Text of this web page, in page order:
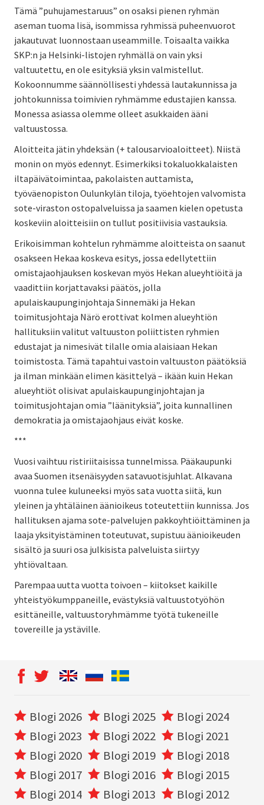
Tämä ”puhujamestaruus” on osaksi pienen ryhmän
aseman tuoma lisä, isommissa ryhmissä puheenvuorot
jakautuvat luonnostaan useammille. Toisaalta vaikka
SKP:n ja Helsinki-listojen ryhmällä on vain yksi
valtuutettu, en ole esityksiä yksin valmistellut.
Kokoonnumme säännöllisesti yhdessä lautakunnissa ja
johtokunnissa toimivien ryhmämme edustajien kanssa.
Monessa asiassa olemme olleet asukkaiden ääni
valtuustossa.
Aloitteita jätin yhdeksän (+ talousarvioaloitteet). Niistä
monin on myös edennyt. Esimerkiksi tokaluokkalaisten
iltapäivätoimintaa, pakolaisten auttamista,
työväenopiston Oulunkylän tiloja, työehtojen valvomista
sote-viraston ostopalveluissa ja saamen kielen opetusta
koskeviin aloitteisiin on tullut positiivisia vastauksia.
Erikoisimman kohtelun ryhmämme aloitteista on saanut
osakseen Hekaa koskeva esitys, jossa edellytettiin
omistajaohjauksen koskevan myös Hekan alueyhtiöitä ja
vaadittiin korjattavaksi päätös, jolla
apulaiskaupunginjohtaja Sinnemäki ja Hekan
toimitusjohtaja Närö erottivat kolmen alueyhtiön
hallituksiin valitut valtuuston poliittisten ryhmien
edustajat ja nimesivät tilalle omia alaisiaan Hekan
toimistosta. Tämä tapahtui vastoin valtuuston päätöksiä
ja ilman minkään elimen käsittelyä – ikään kuin Hekan
alueyhtiöt olisivat apulaiskaupunginjohtajan ja
toimitusjohtajan omia ”läänityksiä”, joita kunnallinen
demokratia ja omistajaohjaus eivät koske.
***
Vuosi vaihtuu ristiriitaisissa tunnelmissa. Pääkaupunki
avaa Suomen itsenäisyyden satavuotisjuhlat. Alkavana
vuonna tulee kuluneeksi myös sata vuotta siitä, kun
yleinen ja yhtäläinen äänioikeus toteutettiin kunnissa. Jos
hallituksen ajama sote-palvelujen pakkoyhtiöittäminen ja
laaja yksityistäminen toteutuvat, supistuu äänioikeuden
sisältö ja suuri osa julkisista palveluista siirtyy
yhtiövaltaan.
Parempaa uutta vuotta toivoen – kiitokset kaikille
yhteistyökumppaneille, evästyksiä valtuustotyöhön
esittäneille, valtuustoryhmämme työtä tukeneille
tovereille ja ystäville.
Blogi 2026 Blogi 2025
Blogi 2024
Blogi 2023
Blogi 2022
Blogi 2021
Blogi 2020
Blogi 2019
Blogi 2018
Blogi 2017
Blogi 2016
Blogi 2015
Blogi 2014
Blogi 2013 Blogi 2012